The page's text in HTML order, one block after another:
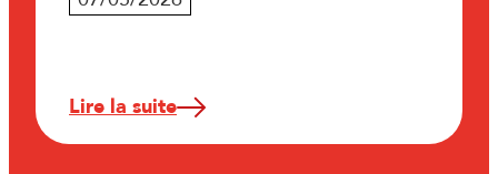
Lire la suite